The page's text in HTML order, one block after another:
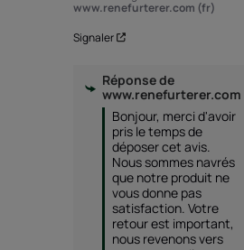
www.renefurterer.com (fr)
Signaler
Réponse de
www.renefurterer.com
Bonjour, merci d'avoir
pris le temps de
déposer cet avis.
Nous sommes navrés
que notre produit ne
vous donne pas
satisfaction. Votre
retour est important,
nous revenons vers